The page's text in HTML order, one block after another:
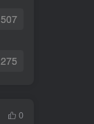
507
275
0